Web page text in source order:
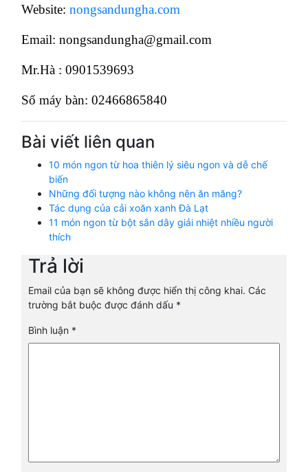
Website: nongsandungha.com
Email: nongsandungha@gmail.com
Mr.Hà : 0901539693
Số máy bàn: 02466865840
Bài viết liên quan
10 món ngon từ hoa thiên lý siêu ngon và dễ chế
biến
Những đối tượng nào không nên ăn măng?
Tác dụng của cải xoăn xanh Đà Lạt
11 món ngon từ bột sắn dây giải nhiệt nhiều người
thích
Trả lời
Email của bạn sẽ không được hiển thị công khai. Các
trường bắt buộc được đánh dấu *
Bình luận *